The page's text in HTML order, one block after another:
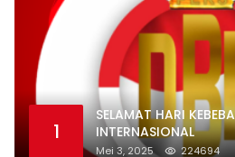
1
SELAMAT HARI
INTERNASIONAL
Mei 3, 2025 224694